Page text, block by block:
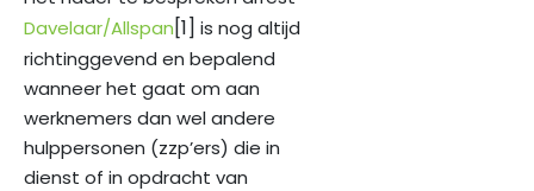
Davelaar/Allspan[1] is nog altijd
richtinggevend en bepalend
wanneer het gaat om aan
werknemers dan wel andere
hulppersonen (zzp’ers) die in
dienst of in opdracht van